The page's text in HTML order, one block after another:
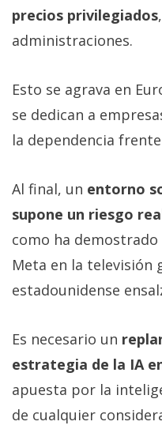
precios privilegiados
administraciones.
Esto se agrava en
se dedican a
la dependencia
Al final, un entorno
supone un riesgo
como ha
Meta en la televisión
estadounidense
Es necesario un
estrategia de la IA
apuesta por la
de cualquier